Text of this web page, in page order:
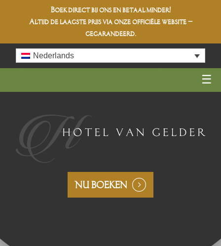
Boek direct bij ons en betaal minder!
Altijd delaagste prijsvia onze officiële website –
gegarandeerd.
NU BOEKEN
Nederlands